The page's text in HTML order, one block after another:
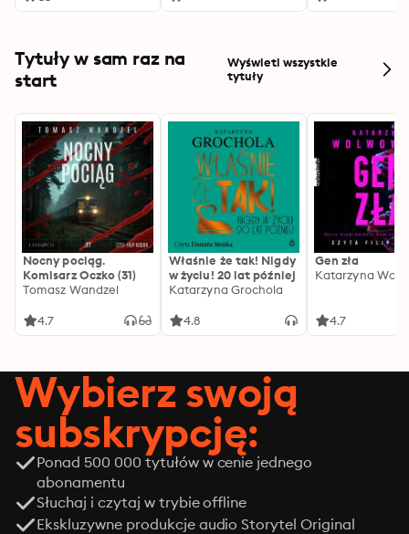
Tytuły w sam raz na
start
Wyświetl wszystkie
tytuły
Nocny pociąg.
Komisarz Oczko (31)
Tomasz Wandzel
4.7
Właśnie że tak! Nigdy
w życiu! 20 lat później
Katarzyna Grochola
4.8
Gen zła
Katarzyna
4.7
Wybierz swoją
subskrypcję:
Ponad 500 000 tytułów w cenie jednego
abonamentu
Słuchaj i czytaj w trybie offline
Ekskluzywne produkcje audio Storytel Original